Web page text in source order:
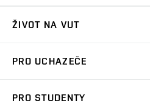
ŽIVOT NA VUT
Koleje
PRO UCHAZEČE
PRO STUDENTY